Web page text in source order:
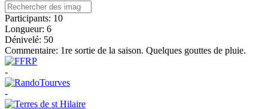
Participants: 10
Longueur: 6
Dénivelé: 50
Commentaire: 1re sortie de la saison. Quelques gouttes de pluie.
-
-